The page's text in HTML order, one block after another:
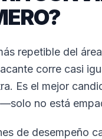
repetible del
corre casi
Es el mejor
no está
de desempeño